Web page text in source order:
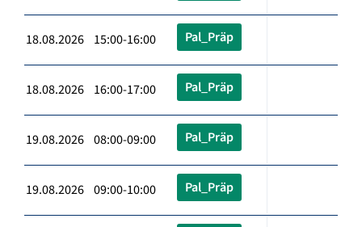
18.08.2026 15:00-16:00 Pal_Präp
18.08.2026 16:00-17:00 Pal_Präp
19.08.2026 08:00-09:00 Pal_Präp
19.08.2026 09:00-10:00 Pal_Präp